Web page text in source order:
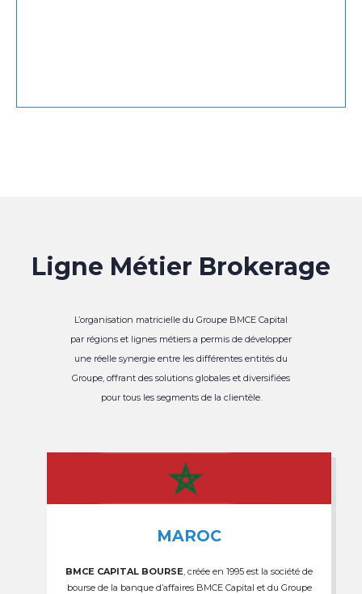
Ligne Métier Brokerage
L’organisation matricielle du Groupe BMCE Capital
par régions et lignes métiers a permis de développer
une réelle synergie entre les différentes entités du
Groupe, offrant des solutions globales et diversifiées
pour tous les segments de la clientèle.
MAROC
BMCE CAPITAL BOURSE , créée en 1995 est la société de
bourse de la banque d’affaires BMCE Capital et du Groupe